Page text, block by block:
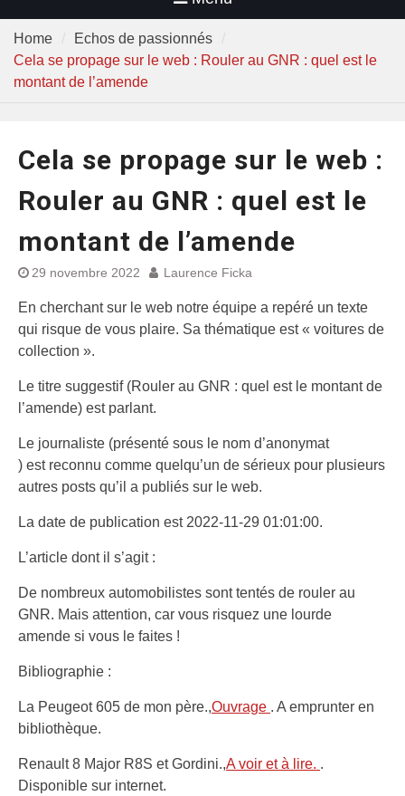
Home
Echos de passionnés
Cela se propage sur le web : Rouler au GNR : quel est le
montant de l’amende
Cela se propage sur le web :
Rouler au GNR : quel est le
montant de l’amende
29 novembre 2022 Laurence Ficka
En cherchant sur le web notre équipe a repéré un texte
qui risque de vous plaire. Sa thématique est « voitures de
collection ».
Le titre suggestif (Rouler au GNR : quel est le montant de
l’amende) est parlant.
Le journaliste (présenté sous le nom d’anonymat
) est reconnu comme quelqu’un de sérieux pour plusieurs
autres posts qu’il a publiés sur le web.
La date de publication est 2022-11-29 01:01:00.
L’article dont il s’agit :
De nombreux automobilistes sont tentés de rouler au
GNR. Mais attention, car vous risquez une lourde
amende si vous le faites !
Bibliographie :
La Peugeot 605 de mon père.,Ouvrage . A emprunter en
bibliothèque.
Renault 8 Major R8S et Gordini.,A voir et à lire. .
Disponible sur internet.